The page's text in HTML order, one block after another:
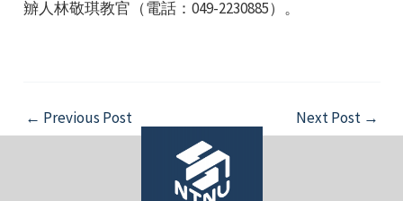
辧人林敬琪教官（電話：049-2230885）。
Post
navigation
← Previous Post Next Post →